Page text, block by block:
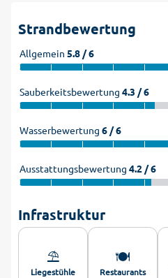
Strandbewertung
Allgemein 5.8 / 6
Sauberkeitsbewertung 4.3 / 6
Wasserbewertung 6 / 6
Ausstattungsbewertung 4.2 / 6
Infrastruktur
⛱️
Liegestühle
🍽️
Restaurants